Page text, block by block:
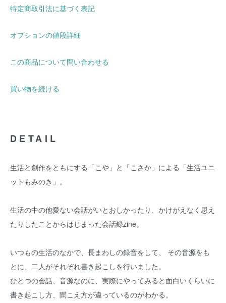
特定商取引法に基づく表記
オプションの値段詳細
この商品について問い合わせる
買い物を続ける
DETAIL
生活と創作をともにする「こや」と「こさか」による「生活ユニ
ットもみのき」。
生活の中の他愛ない会話がいとおしかったり、かけがえなく思え
たりしたことからはじまった会話録zine。
いつもの生活のなかで、長まわしの録音をして、 その音源をも
とに、二人がそれぞれ書き起こしを行いました。
ひとつの会話、音源なのに、実際にやってみると面白いくらいに
書き起こし方、聞こえ方が違っているのがわかる。